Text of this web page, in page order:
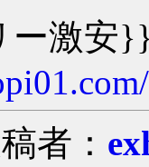
ー激
者：